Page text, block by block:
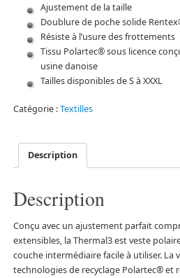
Ajustement de la taille
Doublure de poche solide
Résiste à l’usure des frottements
Tissu Polartec® sous licence
usine danoise
Tailles disponibles de S à XXXL
Catégorie :Textilles
Description
Description
Conçu avec un ajustement parfait
extensibles, la Thermal3 est veste
couche intermédiaire facile à utiliser. La
technologies de recyclage Polartec® et